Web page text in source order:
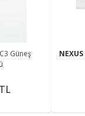
Güneş
NEXUS